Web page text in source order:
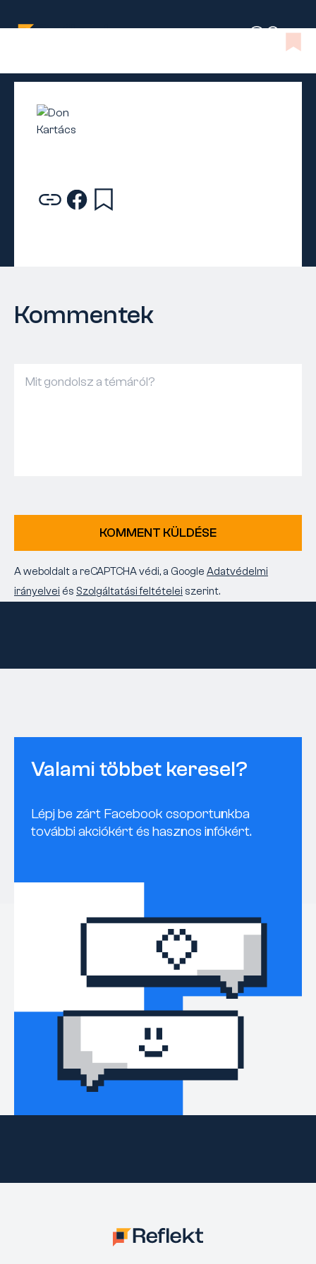
Kommentek
KOMMENT KÜLDÉSE
A weboldalt a reCAPTCHA védi, a Google Adatvédelmi
irányelvei és Szolgáltatási feltételei szerint.
Valami többet keresel?
Lépj be zárt Facebook csoportunkba
további akciókért és hasznos infókért.